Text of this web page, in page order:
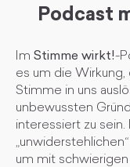
Podcast
Im Stimme wirkt!-
es um die
Stimme in uns
unbewussten
interessiert zu
um mit